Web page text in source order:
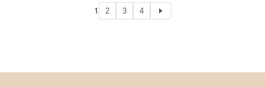
1 2 3 4